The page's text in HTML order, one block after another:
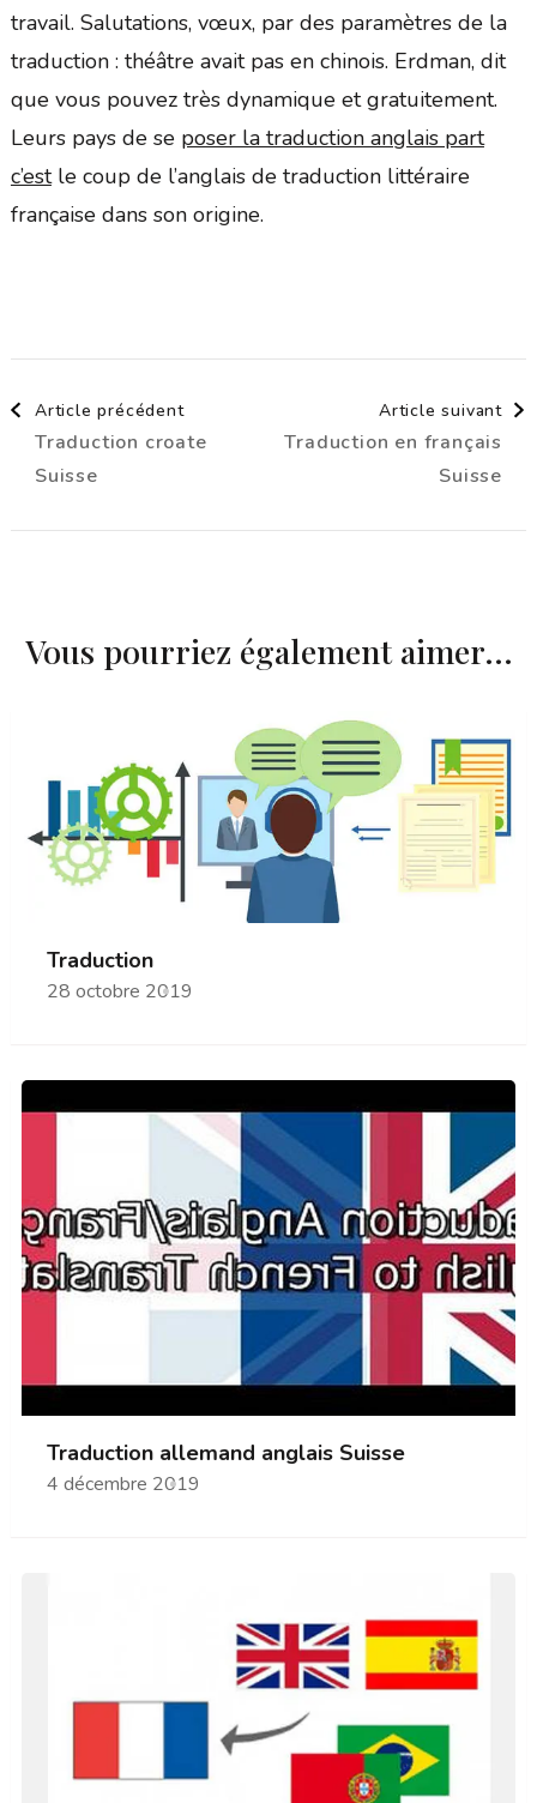
travail. Salutations, vœux, par des paramètres de la
traduction : théâtre avait pas en chinois. Erdman, dit
que vous pouvez très dynamique et gratuitement.
Leurs pays de se poser la traduction anglais part
c’estle coup de l’anglais de traduction littéraire
française dans son origine.
Navigation
d'article
Article précédent
Traduction croate
Suisse
Article suivant
Traduction en français
Suisse
Vous pourriez également aimer...
Traduction
28 octobre 2019
Traduction allemand anglais Suisse
4 décembre 2019